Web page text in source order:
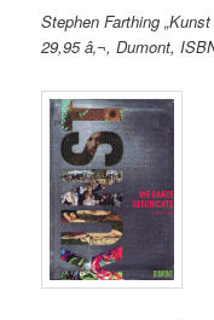
Stephen Farthing
29,95 â‚¬, Dumont,